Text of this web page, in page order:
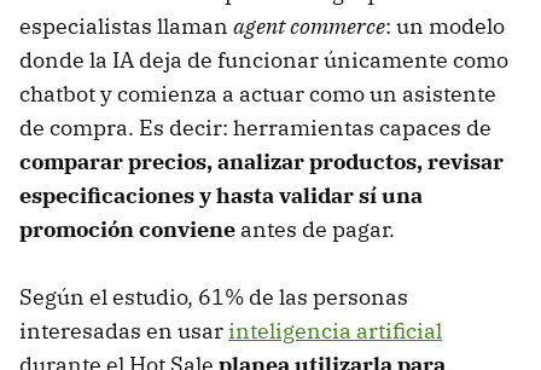
especialistas llaman agent commerce: un modelo
donde la IA deja de funcionar únicamente como
chatbot y comienza a actuar como un asistente
de compra. Es decir: herramientas capaces de
comparar precios, analizar productos, revisar
especificaciones y hasta validar sí una
promoción conviene antes de pagar.
Según el estudio, 61% de las personas
interesadas en usarinteligencia artificial